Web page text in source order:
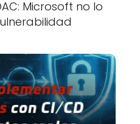
Microsoft no lo